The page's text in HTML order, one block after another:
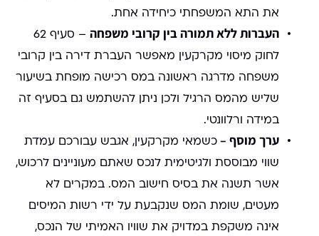
את התא המשפחתי כיחידה אחת.
העברות ללא תמורה בין קרובי משפחה
– סעיף 62
לחוק מיסוי מקרקעין מאפשר העברת דירה בין קרובי
משפחה מדרגה ראשונה במס רכישה מופחת בשיעור
שליש מהמס הרגיל ולכן ניתן להשתמש גם בסעיף זה
במידה ורלוונטי.
ערך מוסף –כשמאי מקרקעין, אגבש עבורכם עמדת
שווי מבוססת ולגיטימית לנכס שאתם מעוניינים לרכוש,
אשר תשנה את בסיס חישוב המס. במקרים לא
מעטים, שומת המס שנקבעת על ידי רשות המיסים
אינה משקפת במדויק את שוויו האמיתי של הנכס,